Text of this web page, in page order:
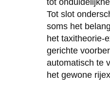
Tot slot
soms het
het taxitheorie-
gerichte
automatisch te
het gewone